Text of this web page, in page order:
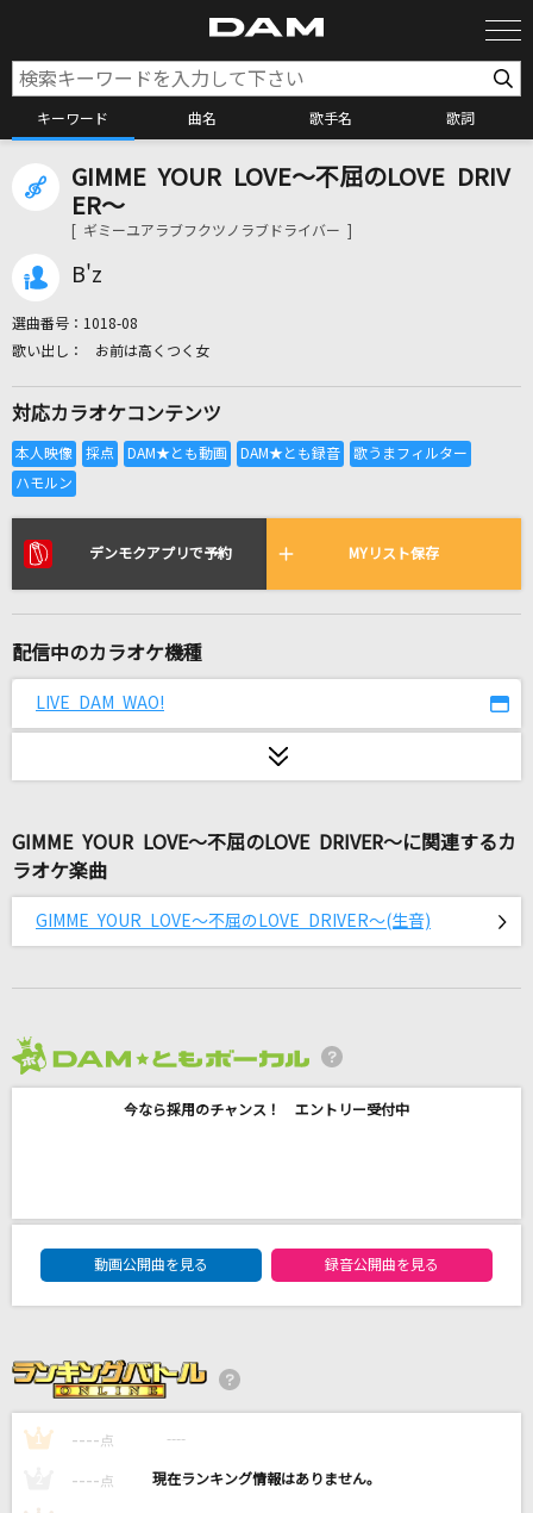
キーワード 曲名 歌手名 歌詞
カラオケ検索
カラオケリクエスト
東京ウインターセッション feat.瀬戸口優・榎本
夏樹・望月蒼太・早坂あかり・芹沢春輝・合田
美桜(CV:神谷浩史・戸松遥・梶裕貴・阿澄佳奈・
鈴村健一・豊崎愛生)
HoneyWorks
季節は次々死んでいく
Mrs. GREEN APPLE
NEW ERA(ビデオクリップバージョン)
メクルメ
初星学園
河村隆一
若者のすべて
GIMME YOUR LOVE～不屈のLOVE DRIV
ER～
[ ギミーユアラブフクツノラブドライバー ]
B'z
選曲番号： 1018-08
お前は高くつく女
対応カラオケコンテンツ
デンモクアプリで予約 MYリスト保存
配信中のカラオケ機種
LIVE DAM WAO!
GIMME YOUR LOVE～不屈のLOVE DRIVER～に関連するカ
ラオケ楽曲
GIMME YOUR LOVE～不屈のLOVE DRIVER～(生音)
今なら採用のチャンス！ エントリー受付中
DAM★ともボーカルエントリーランキング
動画公開曲を見る
録音公開曲を見る
1 ---- 点 ----
---- 点 ----